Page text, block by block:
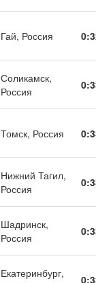
Гай, Россия
Соликамск,
Россия
Томск, Россия
Нижний Тагил,
Россия
Шадринск,
Россия
Екатеринбург,